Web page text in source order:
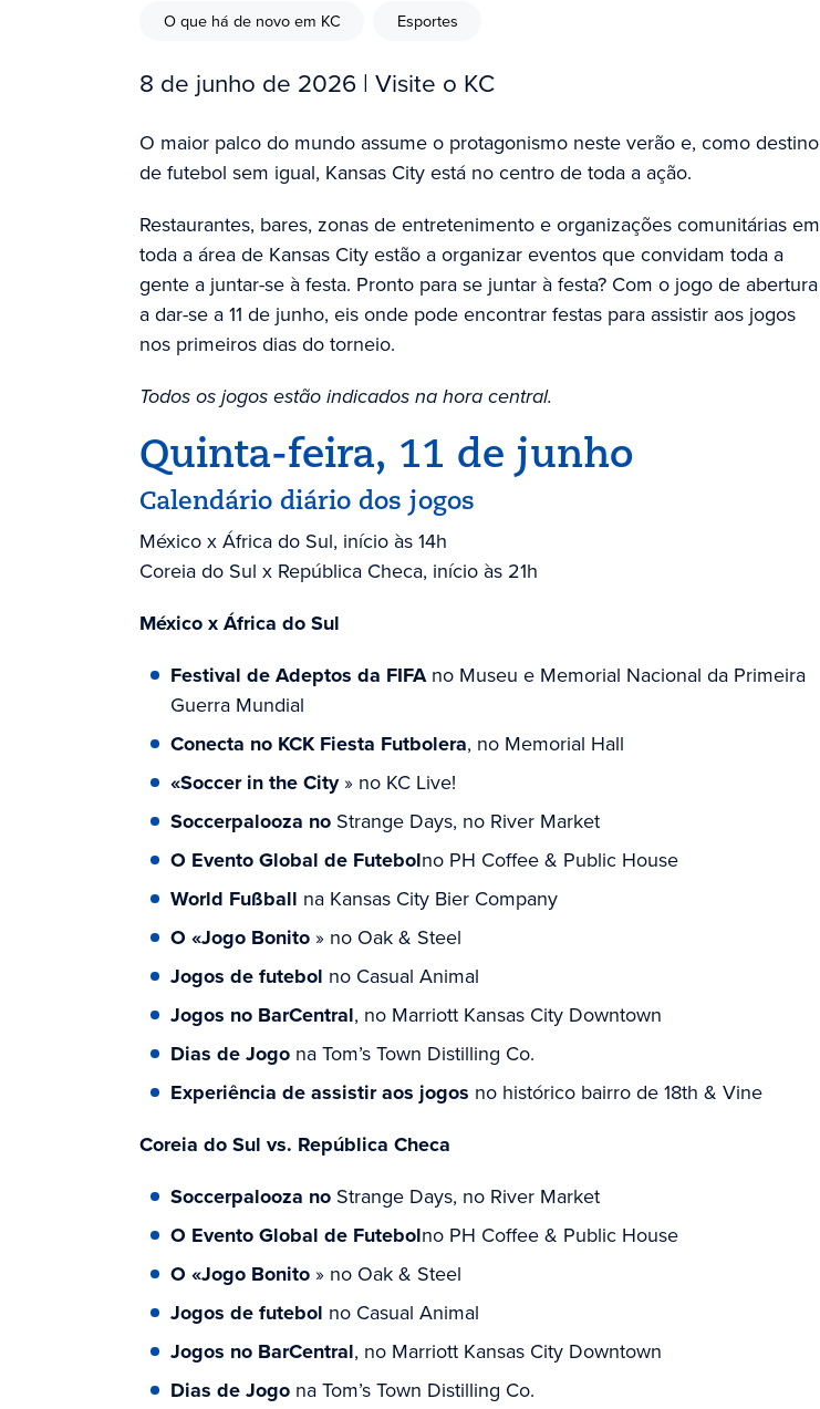
O que há de novo em KC Esportes
8 de junho de 2026 | Visite o KC
O maior palco do mundo assume o protagonismo neste verão e, como destino
de futebol sem igual, Kansas City está no centro de toda a ação.
Restaurantes, bares, zonas de entretenimento e organizações comunitárias em
toda a área de Kansas City estão a organizar eventos que convidam toda a
gente a juntar-se à festa. Pronto para se juntar à festa? Com o jogo de abertura
a dar-se a 11 de junho, eis onde pode encontrar festas para assistir aos jogos
nos primeiros dias do torneio.
Todos os jogos estão indicados na hora central.
Quinta-feira, 11 de junho
Calendário diário dos jogos
México x África do Sul, início às 14h
Coreia do Sul x República Checa, início às 21h
México x África do Sul
Festival de Adeptos da FIFAno Museu e Memorial Nacional da Primeira
Guerra Mundial
Conecta no KCK Fiesta Futbolera, no Memorial Hall
«Soccer in the City» no KC Live!
Soccerpalooza no Strange Days, no River Market
O Evento Global de Futebolno PH Coffee & Public House
World Fußball na Kansas City Bier Company
O «Jogo Bonito» no Oak & Steel
Jogos de futebol no Casual Animal
Jogos no BarCentral, no Marriott Kansas City Downtown
Dias de Jogo na Tom’s Town Distilling Co.
Experiência de assistir aos jogos no histórico bairro de 18th & Vine
Coreia do Sul vs. República Checa
Soccerpalooza no Strange Days, no River Market
O Evento Global de Futebolno PH Coffee & Public House
O «Jogo Bonito» no Oak & Steel
Jogos de futebol no Casual Animal
Jogos no BarCentral, no Marriott Kansas City Downtown
Dias de Jogo na Tom’s Town Distilling Co.